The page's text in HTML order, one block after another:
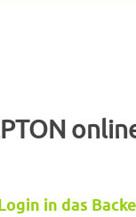
in das